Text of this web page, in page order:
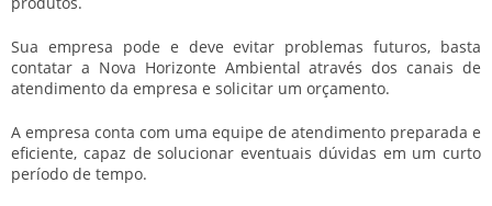
Sua empresa pode e deve evitar problemas futuros, basta
contatar a Nova Horizonte Ambiental através dos canais de
atendimento da empresa e solicitar um orçamento.
A empresa conta com uma equipe de atendimento preparada e
eficiente, capaz de solucionar eventuais dúvidas em um curto
período de tempo.